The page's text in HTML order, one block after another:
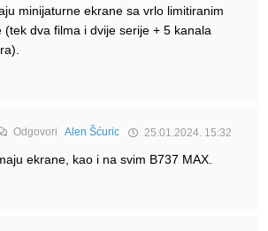
minijaturne ekrane sa vrlo limitiranim
(tek dva filma i dvije serije + 5 kanala
OdgovoriAlen Šćuric 25.01.2024. 15:32
ekrane, kao i na svim B737 MAX.